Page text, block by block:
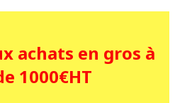
achats en gros à
1000€HT